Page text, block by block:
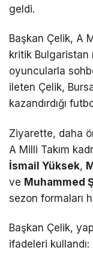
geldi.
Başkan Çelik, A
kritik Bulgaristan
oyuncularla
ileten Çelik,
kazandırdığı
Ziyarette, daha
A Milli Takım
İsmail Yüksek,
ve Muhammed
sezon formaları
Başkan Çelik,
ifadeleri kullandı: